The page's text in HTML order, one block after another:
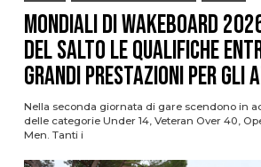
Mondiali di Wakeboard
del Salto le qualifiche
grandi prestazioni per gli
Nella seconda giornata di gare scendono in
delle categorie Under 14, Veteran Over 40,
Men. Tanti i